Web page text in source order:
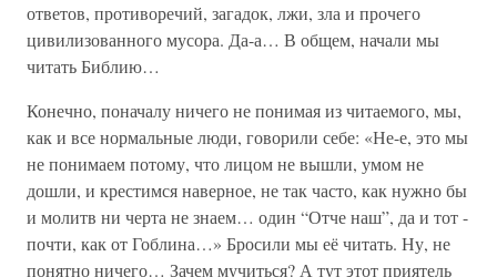
ответов, противоречий, загадок, лжи, зла и прочего
цивилизованного мусора. Да-а… В общем, начали мы
читать Библию…
Конечно, поначалу ничего не понимая из читаемого, мы,
как и все нормальные люди, говорили себе: «Не-е, это мы
не понимаем потому, что лицом не вышли, умом не
дошли, и крестимся наверное, не так часто, как нужно бы
и молитв ни черта не знаем… один “Отче наш”, да и тот -
почти, как от Гоблина…» Бросили мы её читать. Ну, не
понятно ничего… Зачем мучиться? А тут этот приятель